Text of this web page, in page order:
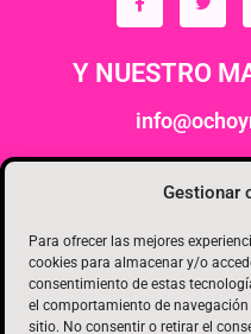
Gestionar
Para ofrecer las mejores
cookies para almacenar y/o
consentimiento de estas
el comportamiento de
sitio. No consentir o retirar el
Y NUESTRO